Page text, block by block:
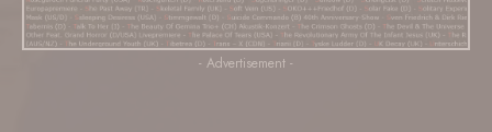
- Advertisement -